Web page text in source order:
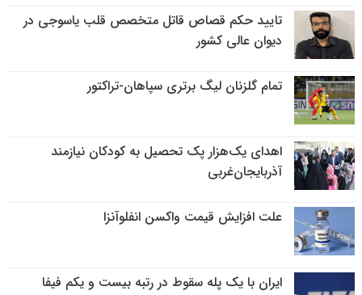
تایید حکم قصاص قاتل متخصص قلب یاسوجی در
دیوان عالی کشور
تمام گلزنان لیگ‌ برتری سپاهان-تراکتور
اهدای یک‌هزار پک تحصیل به کودکان نیازمند
آذربایجان‌غربی
علت افزایش قیمت واکسن انفلوآنزا
ایران با یک پله سقوط در رتبه بیست و یکم فیفا